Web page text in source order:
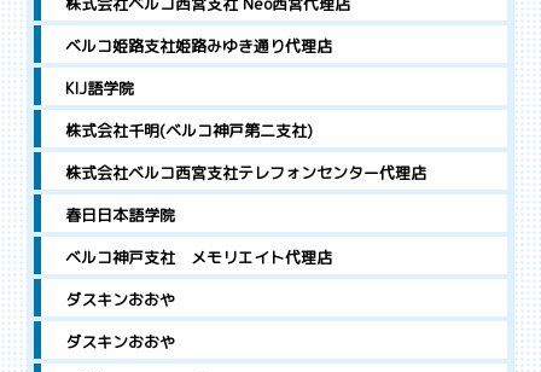
ベルコ姫路支社姫路みゆき通り代理店
KIJ語学院
株式会社千明(ベルコ神戸第二支社)
株式会社ベルコ西宮支社テレフォンセンター代理店
春日日本語学院
ベルコ神戸支社 メモリエイト代理店
ダスキンおおや
ダスキンおおや